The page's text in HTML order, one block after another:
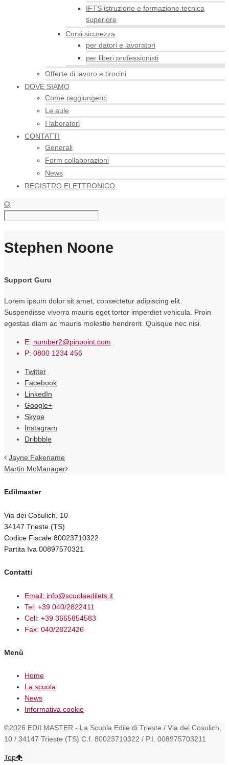
IFTS istruzione e formazione tecnica
superiore
Corsi sicurezza
per datori e lavoratori
per liberi professionisti
Offerte di lavoro e tirocini
DOVE SIAMO
Come raggiungerci
Le aule
I laboratori
CONTATTI
Generali
Form collaborazioni
News
REGISTRO ELETTRONICO
Stephen Noone
Support Guru
Lorem ipsum dolor sit amet, consectetur adipiscing elit.
Suspendisse viverra mauris eget tortor imperdiet vehicula. Proin
egestas diam ac mauris molestie hendrerit. Quisque nec nisi.
E: number2@pinpoint.com
P: 0800 1234 456
Twitter
Facebook
LinkedIn
Google+
Skype
Instagram
Dribbble
Jayne Fakename
Martin McManager
Edilmaster
Via dei Cosulich, 10
34147 Trieste (TS)
Codice Fiscale 80023710322
Partita Iva 00897570321
Contatti
Email: info@scuolaedilets.it
Tel: +39 040/2822411
Cell: +39 3665854583
Fax: 040/2822426
Menù
Home
La scuola
News
Informativa cookie
©2026 EDILMASTER - La Scuola Edile di Trieste / Via dei Cosulich,
10 / 34147 Trieste (TS) C.f. 80023710322 / P.I. 008975703211
Top